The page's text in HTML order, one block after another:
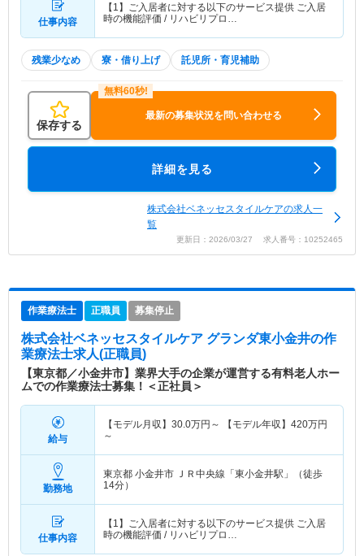
仕事内容
【1】ご入居者に対する以下のサービス提供 ご入居
時の機能評価 / リハビリプロ…
残業少なめ 寮・借り上げ 託児所・育児補助
保存する
最新の募集状況を問い合わせる
詳細を見る
株式会社ベネッセスタイルケアの求人一
覧
更新日：2026/03/27 求人番号：10252465
作業療法士 正職員 募集停止
株式会社ベネッセスタイルケア グランダ東小金井の作
業療法士求人(正職員)
【東京都／小金井市】業界大手の企業が運営する有料老人ホー
ムでの作業療法士募集！＜正社員＞
給与
【モデル月収】 30.0万円～ 【モデル年収】 420万円
～
勤務地
東京都 小金井市 ＪＲ中央線「東小金井駅」（徒歩
14分）
仕事内容
【1】ご入居者に対する以下のサービス提供 ご入居
時の機能評価 / リハビリプロ…